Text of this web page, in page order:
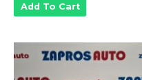
Add To Cart